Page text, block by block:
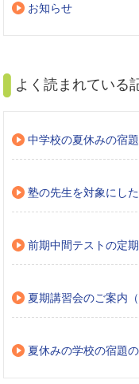
お知らせ
よく読まれている
中学校の夏休みの宿
塾の先生を対象にし
前期中間テストの定
夏期講習会のご案内
夏休みの学校の宿題